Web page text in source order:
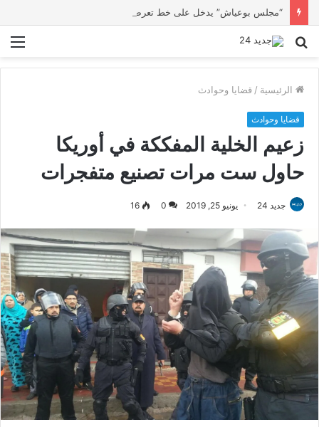
بحث
الرئيسية / قضايا وحوادث
قضايا وحوادث
زعيم الخلية المفككة في أوريكا
حاول ست مرات تصنيع متفجرات
جديد 24 يونيو 25, 2019 0
16